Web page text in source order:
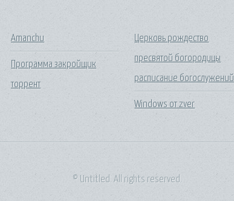
Amanchu
Программа закройщик
торрент
Церковь рождество
пресвятой богородицы
расписание богослужений
Windows от zver
© Untitled. All rights reserved.